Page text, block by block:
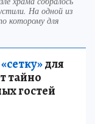
На одной из
которому для
для
тайно
гостей